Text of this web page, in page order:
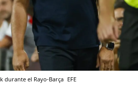
durante el Rayo-Barça EFE